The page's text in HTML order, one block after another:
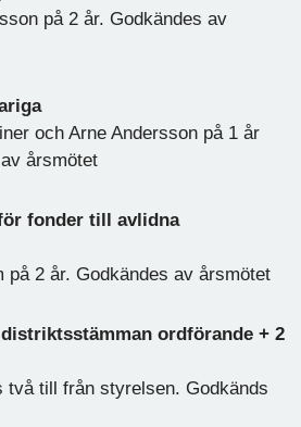
på 2 år. Godkändes av
och Arne Andersson på 1 år
årsmötet
fonder till avlidna
på 2 år. Godkändes av årsmötet
ordförande + 2
två till från styrelsen. Godkänds